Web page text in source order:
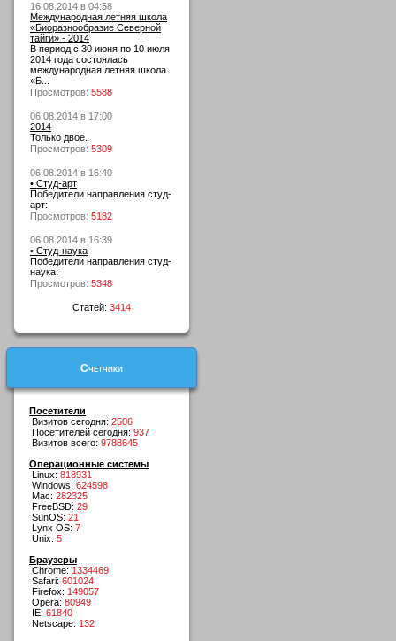
16.08.2014 в 04:58
Международная летняя школа
«Биоразнообразие Северной
тайги» - 2014
В период с 30 июня по 10 июля
2014 года состоялась
международная летняя школа
«Б...
Просмотров: 5588
06.08.2014 в 17:00
2014
Только двое.
Просмотров: 5309
06.08.2014 в 16:40
• Студ-арт
Победители направления студ-
арт:
Просмотров: 5182
06.08.2014 в 16:39
• Студ-наука
Победители направления студ-
наука:
Просмотров: 5348
Статей: 3414
Счетчики
Посетители
Визитов сегодня: 2506
Посетителей сегодня: 937
Визитов всего: 9788645
Операционные системы
Linux: 818931
Windows: 624598
Mac: 282325
FreeBSD: 29
SunOS: 21
Lynx OS: 7
Unix: 5
Браузеры
Chrome: 1334469
Safari: 601024
Firefox: 149057
Opera: 80949
IE: 61840
Netscape: 132